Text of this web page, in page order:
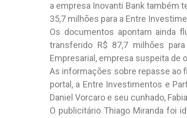
a empresa Inovanti Bank também
35,7 milhões para a Entre
Os documentos apontam ainda
transferido R$ 87,7 milhões
Empresarial, empresa suspeita de
As informações sobre repasse ao
portal, a Entre Investimentos e
Daniel Vorcaro e seu cunhado,
O publicitário Thiago Miranda foi